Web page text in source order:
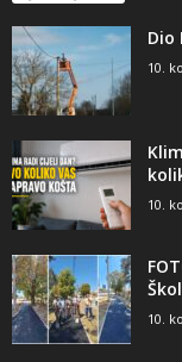
Dio
10.
10.
10.